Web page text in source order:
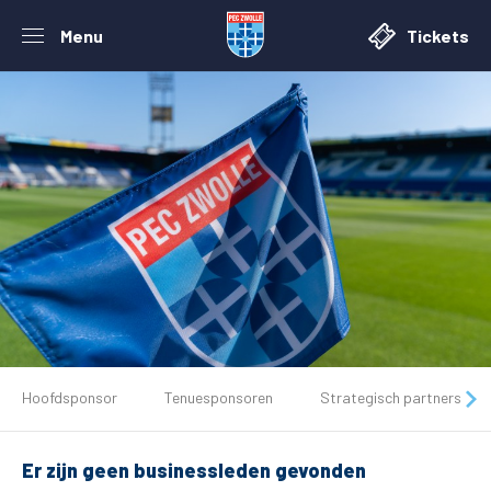
Menu Tickets
Tickets
Matchdays
Hoofdsponsor Tenuesponsoren Strategisch partners
Er zijn geen businessleden gevonden